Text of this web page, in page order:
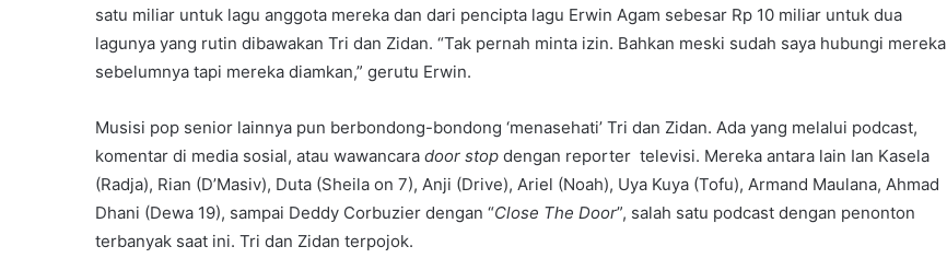
satu miliar untuk lagu anggota mereka dan dari pencipta lagu Erwin Agam sebesar Rp 10 miliar untuk dua
lagunya yang rutin dibawakan Tri dan Zidan. “Tak pernah minta izin. Bahkan meski sudah saya hubungi mereka
sebelumnya tapi mereka diamkan,” gerutu Erwin.
Musisi pop senior lainnya pun berbondong-bondong ‘menasehati’ Tri dan Zidan. Ada yang melalui podcast,
komentar di media sosial, atau wawancara door stop dengan reporter televisi. Mereka antara lain Ian Kasela
(Radja), Rian (D’Masiv), Duta (Sheila on 7), Anji (Drive), Ariel (Noah), Uya Kuya (Tofu), Armand Maulana, Ahmad
Dhani (Dewa 19), sampai Deddy Corbuzier dengan “Close The Door”, salah satu podcast dengan penonton
terbanyak saat ini. Tri dan Zidan terpojok.